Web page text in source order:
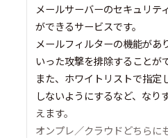
メールサーバーのセキュリテ
ができるサービスです。
メールフィルターの機能があ
いった攻撃を排除することが
また、ホワイトリストで指定
しないようにするなど、なり
えます。
オンプレ／クラウドどちら